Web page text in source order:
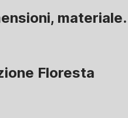
Floresta